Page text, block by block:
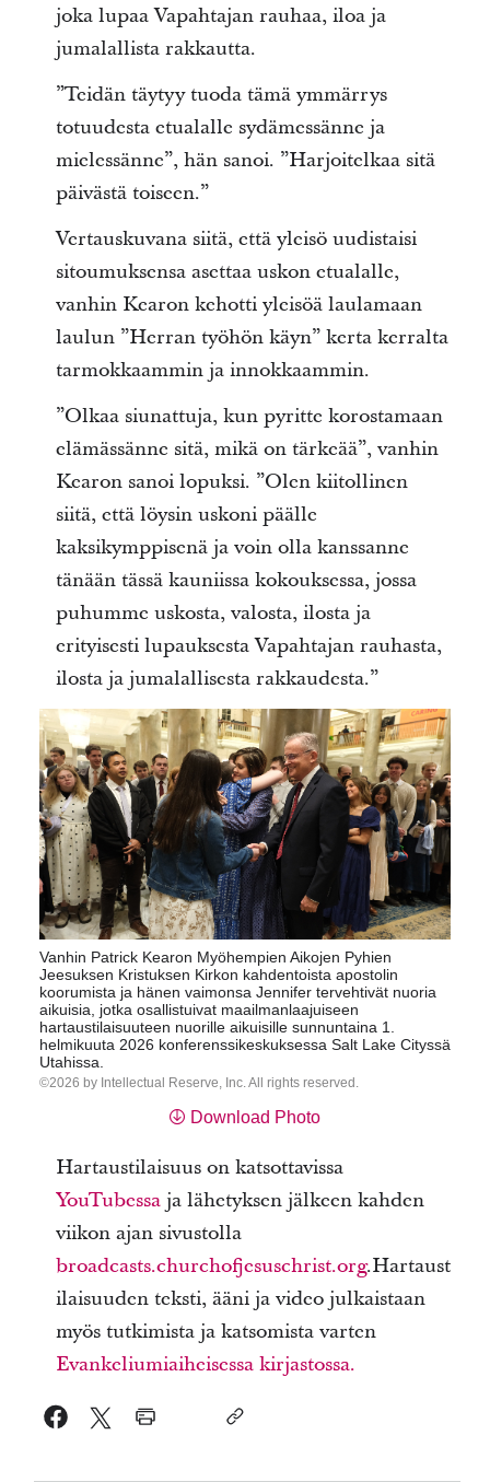
joka lupaa Vapahtajan rauhaa, iloa ja
jumalallista rakkautta.
”Teidän täytyy tuoda tämä ymmärrys
totuudesta etualalle sydämessänne ja
mielessänne”, hän sanoi. ”Harjoitelkaa sitä
päivästä toiseen.”
Vertauskuvana siitä, että yleisö uudistaisi
sitoumuksensa asettaa uskon etualalle,
vanhin Kearon kehotti yleisöä laulamaan
laulun ”Herran työhön käyn” kerta kerralta
tarmokkaammin ja innokkaammin.
”Olkaa siunattuja, kun pyritte korostamaan
elämässänne sitä, mikä on tärkeää”, vanhin
Kearon sanoi lopuksi. ”Olen kiitollinen
siitä, että löysin uskoni päälle
kaksikymppisenä ja voin olla kanssanne
tänään tässä kauniissa kokouksessa, jossa
puhumme uskosta, valosta, ilosta ja
erityisesti lupauksesta Vapahtajan rauhasta,
ilosta ja jumalallisesta rakkaudesta.”
Vanhin Patrick Kearon Myöhempien Aikojen Pyhien
Jeesuksen Kristuksen Kirkon kahdentoista apostolin
koorumista ja hänen vaimonsa Jennifer tervehtivät nuoria
aikuisia, jotka osallistuivat maailmanlaajuiseen
hartaustilaisuuteen nuorille aikuisille sunnuntaina 1.
helmikuuta 2026 konferenssikeskuksessa Salt Lake Cityssä
Utahissa.
2026 by Intellectual Reserve, Inc. All rights reserved.
Download Photo
Hartaustilaisuus on katsottavissa
YouTubessaja lähetyksen jälkeen kahden
viikon ajan sivustolla
broadcasts.churchofjesuschrist.org.Hartaust
ilaisuuden teksti, ääni ja video julkaistaan
myös tutkimista ja katsomista varten
Evankeliumiaiheisessa kirjastossa.